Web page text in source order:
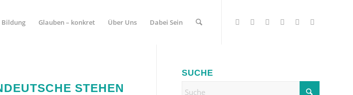
Bildung Glauben – konkret Über Uns Dabei Sein
STEHEN
SUCHE